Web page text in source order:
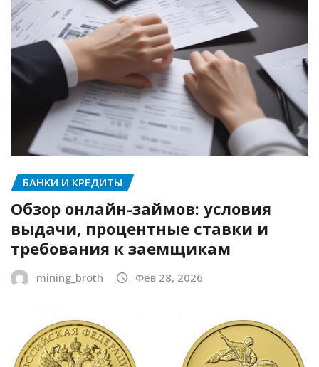
БАНКИ И КРЕДИТЫ
Обзор онлайн-займов: условия
выдачи, процентные ставки и
требования к заемщикам
mining_broth Фев 28, 2026